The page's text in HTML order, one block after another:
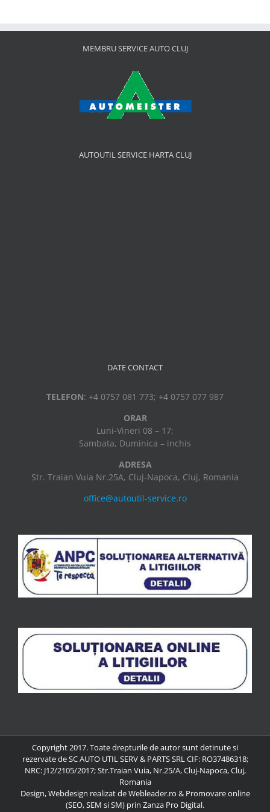
MEMBRU SERVICE AUTO CLUJ
AUTOUTIL SERVICE HARTA CLUJ
DATE CONTACT
TELEFON: +4 0757 081 773; +4 0757 077 987
ORAR
Luni-Vineri 08 – 17;
Sambata, Duminica – inchis
ADRESA
Str. Traian Vuia Nr.25A, Cluj-Napoca, Cluj, Romania
office@autoutil-service.ro
Copyright 2017. Toate drepturile de autor sunt detinute si
rezervate deSC AUTO UTIL SERV & PARTS SRLCIF: RO37486318;
NRC: J12/2105/2017; Str.Traian Vuia, Nr.25/A, Cluj-Napoca, Cluj,
Romania
Design, Webdesign realizat de Webleader.ro & Promovare online
(SEO, SEM si SM) prin Zanza Pro Digital.